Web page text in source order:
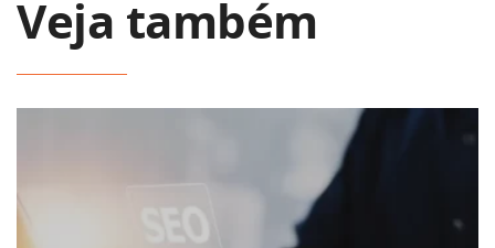
Veja também